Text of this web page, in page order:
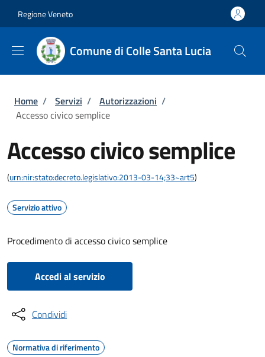
Regione Veneto
Comune di Colle Santa Lucia
Briciole di pane
Home / Servizi / Autorizzazioni /
Accesso civico semplice
Accesso civico semplice
(urn:nir:stato:decreto.legislativo:2013-03-14;33~art5)
Servizio attivo
Procedimento di accesso civico semplice
Accedi al servizio
Condividi
Normativa di riferimento